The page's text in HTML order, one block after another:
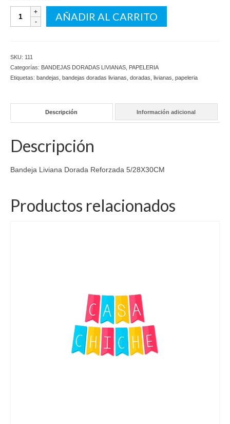
Bandeja
Liviana
AÑADIR AL CARRITO
SKU: 111
Categorías: BANDEJAS DORADAS LIVIANAS PAPELERIA
Etiquetas: bandejas bandejas doradas livianas doradas livianas papeleria
Descripción Información adicional
Descripción
Bandeja Liviana Dorada Reforzada 5/28X30CM
Productos relacionados